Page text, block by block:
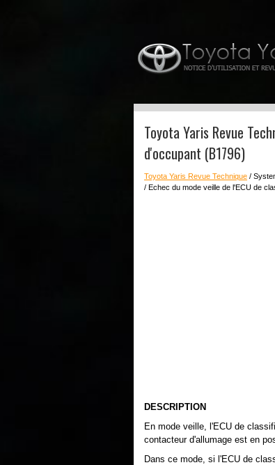
Toyota Yaris Revue
d'occupant (B1796)
Toyota Yaris Revue Technique /
/ Echec du mode veille de l'ECU de
DESCRIPTION
En mode veille, l'ECU de
contacteur d'allumage est en
Dans ce mode, si l'ECU de